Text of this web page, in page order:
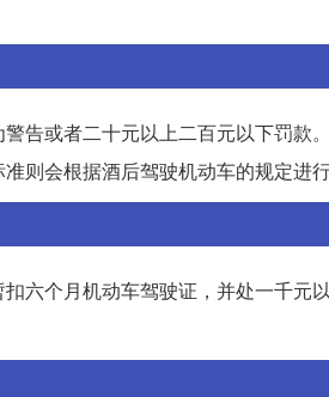
告或者二十元以上二百元以下罚款
则会根据酒后驾驶机动车的规定进行
六个月机动车驾驶证，并处一千元